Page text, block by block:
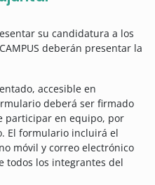
su candidatura a los
deberán presentar la
accesible en
deberá ser firmado
participar en equipo, por
El formulario incluirá el
móvil y correo electrónico
todos los integrantes del